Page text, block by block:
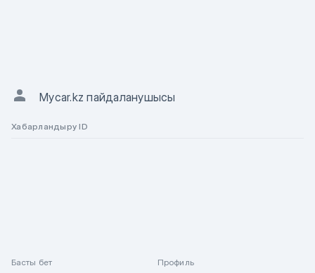
Mycar.kz пайдаланушысы
Хабарландыру ID
Басты бет
Профиль